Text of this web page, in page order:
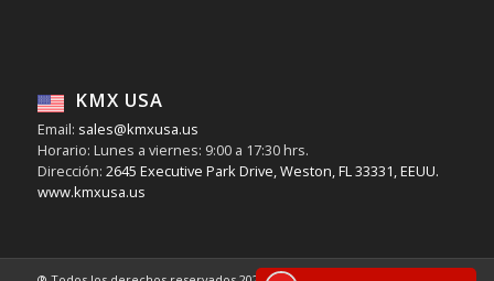
KMX USA
Email: sales@kmxusa.us
Horario: Lunes a viernes: 9:00 a 17:30 hrs.
Dirección: 2645 Executive Park Drive, Weston, FL 33331, EEUU.
www.kmxusa.us